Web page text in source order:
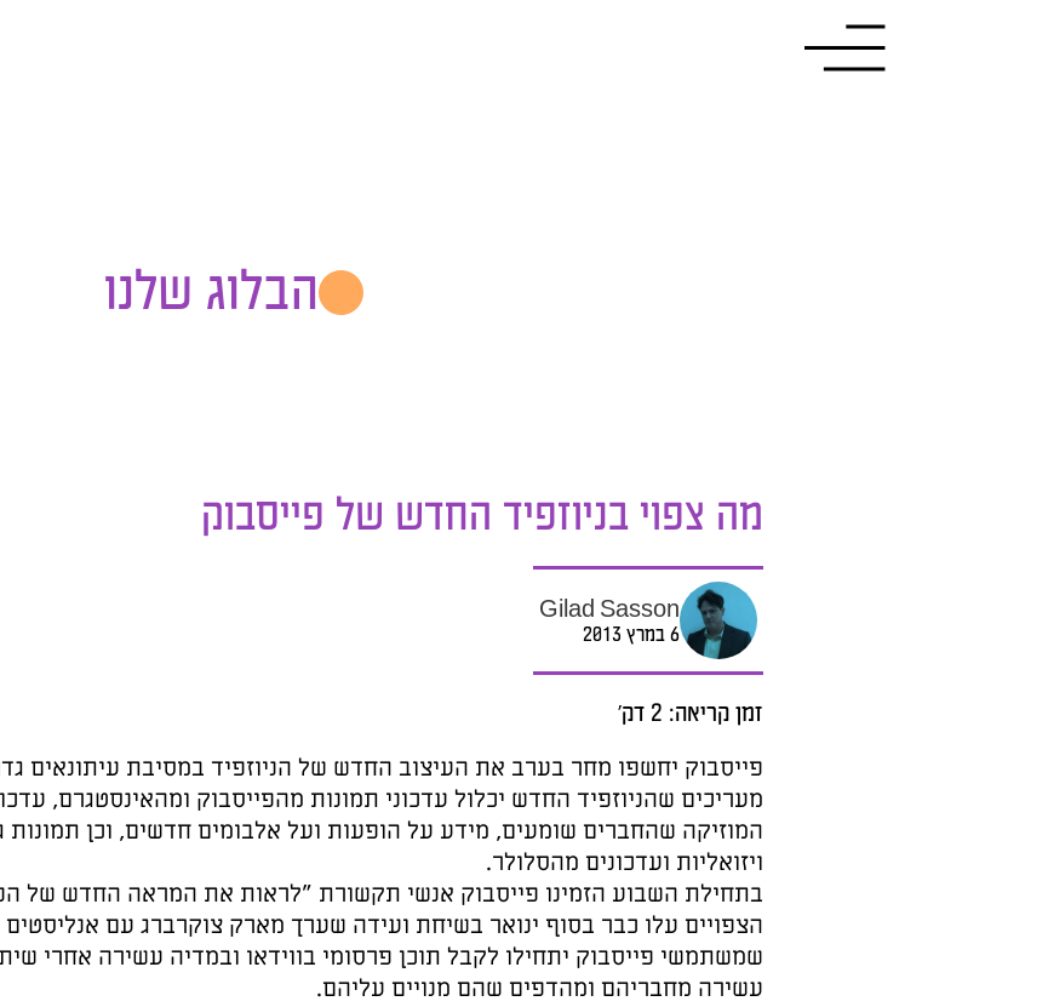
הבלוג שלנו
מה צפוי בניוזפיד החדש של פייסבוק
Gilad Sasson
6 במרץ 2013
זמן קריאה: 2 דק׳
פייסבוק יחשפו מחר בערב את העיצוב החדש של הניוזפיד במסיבת עיתונאים
מעריכים שהניוזפיד החדש יכלול עדכוני תמונות מהפייסבוק ומהאינסטגרם,
המוזיקה שהחברים שומעים, מידע על הופעות ועל אלבומים חדשים, וכן תמונות
ויזואליות ועדכונים מהסלולר.
בתחילת השבוע הזמינו פייסבוק אנשי תקשורת "לראות את המראה החדש של
הצפויים עלו כבר בסוף ינואר בשיחת ועידה שערך מארק צוקרברג עם אנליסטים
שמשתמשי פייסבוק יתחילו לקבל תוכן פרסומי בווידאו ובמדיה עשירה אחרי
עשירה מחבריהם ומהדפים שהם מנויים עליהם.